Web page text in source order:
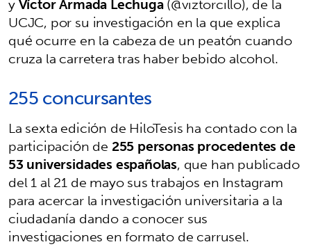
UCJC, por su investigación en la que explica
qué ocurre en la cabeza de un peatón cuando
cruza la carretera tras haber bebido alcohol.
255 concursantes
La sexta edición de HiloTesis ha contado con la
participación de 255 personas procedentes de
53 universidades españolas, que han publicado
del 1 al 21 de mayo sus trabajos en Instagram
para acercar la investigación universitaria a la
ciudadanía dando a conocer sus
investigaciones en formato de carrusel.